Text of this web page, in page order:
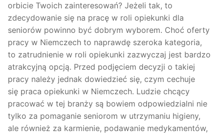
orbicie Twoich zainteresowań? Jeżeli tak, to
zdecydowanie się na pracę w roli opiekunki dla
seniorów powinno być dobrym wyborem. Choć oferty
pracy w Niemczech to naprawdę szeroka kategoria,
to zatrudnienie w roli opiekunki zazwyczaj jest bardzo
atrakcyjną opcją. Przed podjęciem decyzji o takiej
pracy należy jednak dowiedzieć się, czym cechuje
się praca opiekunki w Niemczech. Ludzie chcący
pracować w tej branży są bowiem odpowiedzialni nie
tylko za pomaganie seniorom w utrzymaniu higieny,
ale również za karmienie, podawanie medykamentów,